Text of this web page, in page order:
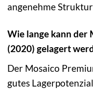
angenehme
Wie lange kann der
(2020) gelagert
Der Mosaico
gutes